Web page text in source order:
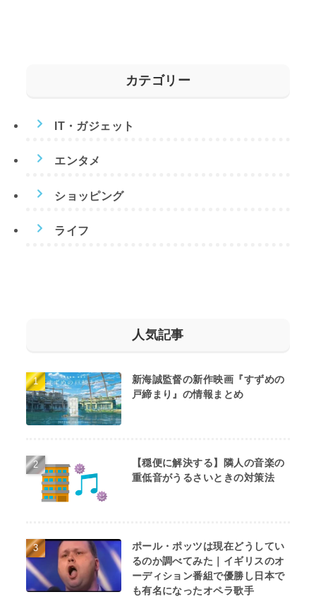
カテゴリー
IT・ガジェット
エンタメ
ショッピング
ライフ
人気記事
新海誠監督の新作映画『すずめの
戸締まり』の情報まとめ
【穏便に解決する】隣人の音楽の
重低音がうるさいときの対策法
ポール・ポッツは現在どうしてい
るのか調べてみた｜イギリスのオ
ーディション番組で優勝し日本で
も有名になったオペラ歌手